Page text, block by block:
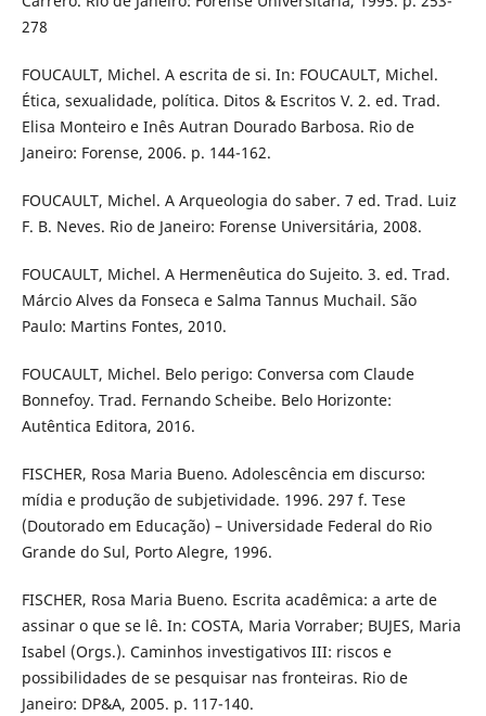
278
FOUCAULT, Michel. A escrita de si. In: FOUCAULT, Michel.
Ética, sexualidade, política. Ditos & Escritos V. 2. ed. Trad.
Elisa Monteiro e Inês Autran Dourado Barbosa. Rio de
Janeiro: Forense, 2006. p. 144-162.
FOUCAULT, Michel. A Arqueologia do saber. 7 ed. Trad. Luiz
F. B. Neves. Rio de Janeiro: Forense Universitária, 2008.
FOUCAULT, Michel. A Hermenêutica do Sujeito. 3. ed. Trad.
Márcio Alves da Fonseca e Salma Tannus Muchail. São
Paulo: Martins Fontes, 2010.
FOUCAULT, Michel. Belo perigo: Conversa com Claude
Bonnefoy. Trad. Fernando Scheibe. Belo Horizonte:
Autêntica Editora, 2016.
FISCHER, Rosa Maria Bueno. Adolescência em discurso:
mídia e produção de subjetividade. 1996. 297 f. Tese
(Doutorado em Educação) – Universidade Federal do Rio
Grande do Sul, Porto Alegre, 1996.
FISCHER, Rosa Maria Bueno. Escrita acadêmica: a arte de
assinar o que se lê. In: COSTA, Maria Vorraber; BUJES, Maria
Isabel (Orgs.). Caminhos investigativos III: riscos e
possibilidades de se pesquisar nas fronteiras. Rio de
Janeiro: DP&A, 2005. p. 117-140.